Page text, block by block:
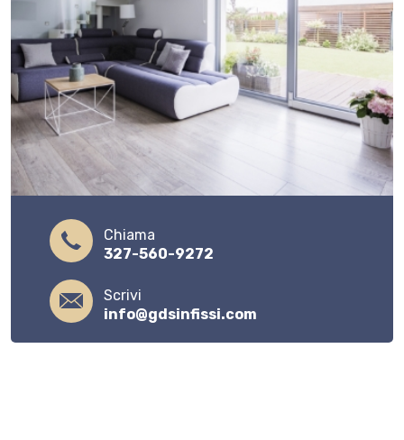
Chiama
327-560-9272
Scrivi
info@gdsinfissi.com